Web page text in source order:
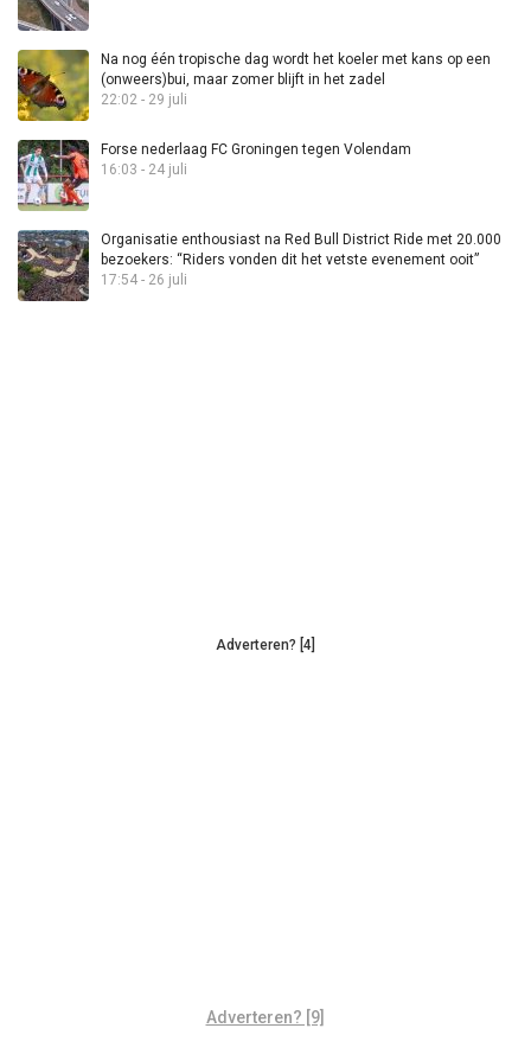
Na nog één tropische dag wordt het koeler met kans op een
(onweers)bui, maar zomer blijft in het zadel
22:02 - 29 juli
Forse nederlaag FC Groningen tegen Volendam
16:03 - 24 juli
Organisatie enthousiast na Red Bull District Ride met 20.000
bezoekers: “Riders vonden dit het vetste evenement ooit”
17:54 - 26 juli
Adverteren? [4]
Adverteren? [9]